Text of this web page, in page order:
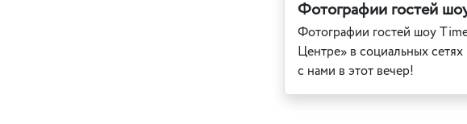
Фотографии гостей
Фотографии гостей шоу
Центре» в социальных
с нами в этот вечер!